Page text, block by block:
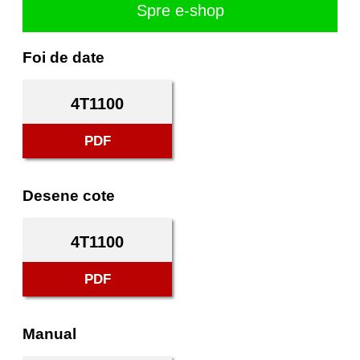
Spre e-shop
Foi de date
4T1100
PDF
Desene cote
4T1100
PDF
Manual